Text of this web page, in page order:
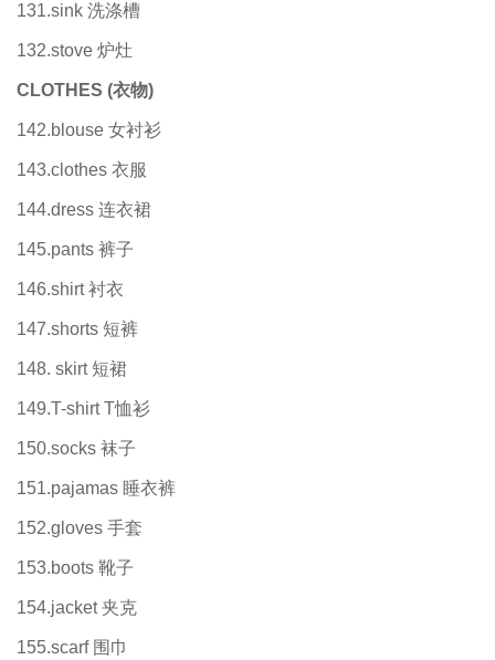
131.sink 洗涤槽
132.stove 炉灶
CLOTHES (衣物)
142.blouse 女衬衫
143.clothes 衣服
144.dress 连衣裙
145.pants 裤子
146.shirt 衬衣
147.shorts 短裤
148. skirt 短裙
149.T-shirt T恤衫
150.socks 袜子
151.pajamas 睡衣裤
152.gloves 手套
153.boots 靴子
154.jacket 夹克
155.scarf 围巾